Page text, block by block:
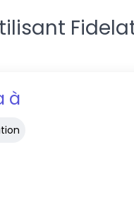
à